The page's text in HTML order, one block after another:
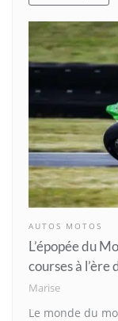
AUTOS MOTOS
L’épopée du
courses à
Marise
Le monde du